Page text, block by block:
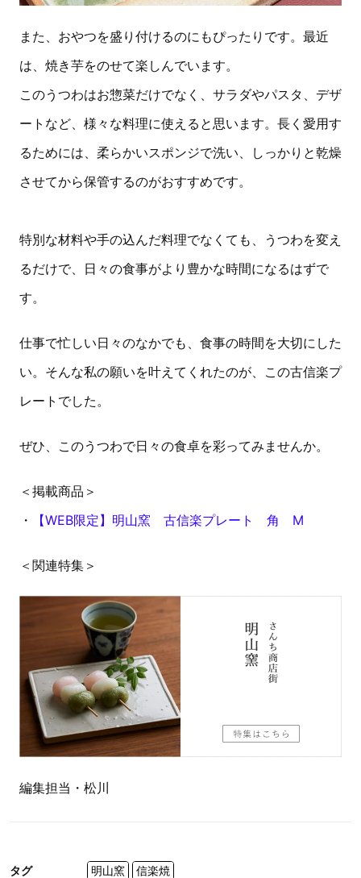
また、おやつを盛り付けるのにもぴったりです。最近
は、焼き芋をのせて楽しんでいます。
このうつわはお惣菜だけでなく、サラダやパスタ、デザ
ートなど、様々な料理に使えると思います。長く愛用す
るためには、柔らかいスポンジで洗い、しっかりと乾燥
させてから保管するのがおすすめです。
特別な材料や手の込んだ料理でなくても、うつわを変え
るだけで、日々の食事がより豊かな時間になるはずで
す。
仕事で忙しい日々のなかでも、食事の時間を大切にした
い。そんな私の願いを叶えてくれたのが、この古信楽プ
レートでした。
ぜひ、このうつわで日々の食卓を彩ってみませんか。
＜掲載商品＞
・
【WEB限定】明山窯 古信楽プレート 角 M
＜関連特集＞
編集担当・松川
タグ 明山窯 信楽焼